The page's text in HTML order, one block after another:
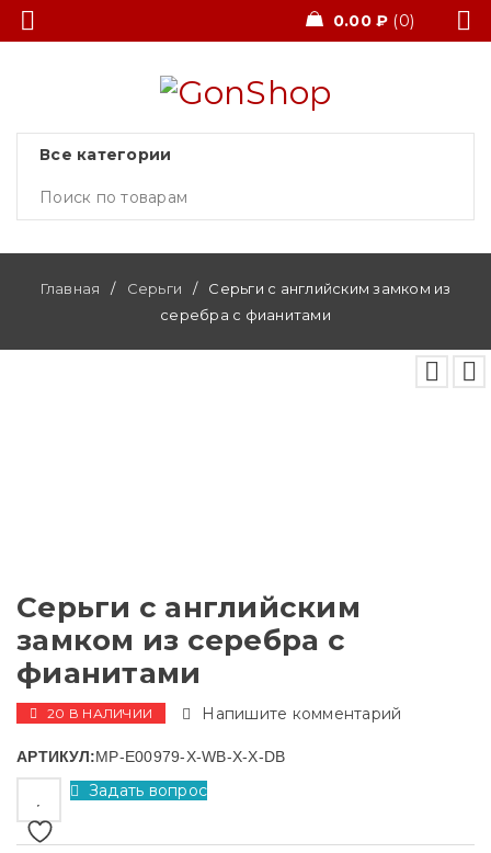
0.00 ₽ 0
Главная / Серьги /
Серьги с английским замком из
серебра с фианитами
Серьги с английским
замком из серебра с
фианитами
20 В НАЛИЧИИ Напишите комментарий
АРТИКУЛ:MP-E00979-X-WB-X-X-DB
Задать вопрос